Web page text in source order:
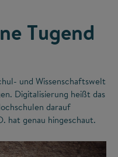
Tugend
und Wissenschaftswelt
Digitalisierung heißt das
darauf
hat genau hingeschaut.